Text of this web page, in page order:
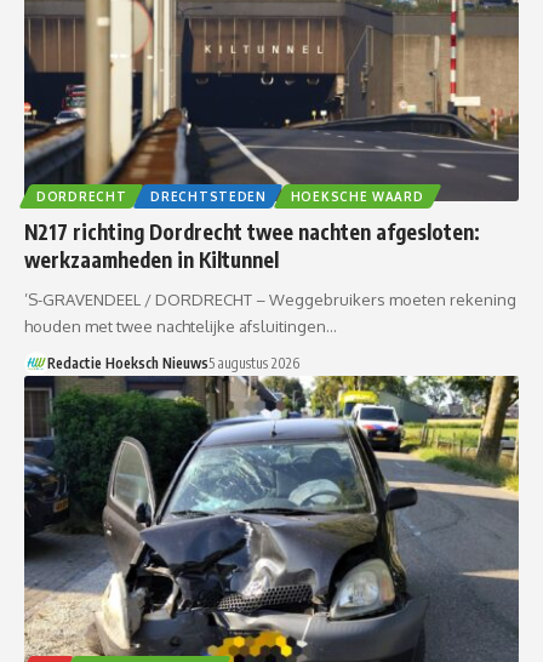
DORDRECHT DRECHTSTEDEN HOEKSCHE WAARD
N217 richting Dordrecht twee nachten afgesloten:
werkzaamheden in Kiltunnel
’S-GRAVENDEEL / DORDRECHT – Weggebruikers moeten rekening
houden met twee nachtelijke afsluitingen…
Redactie Hoeksch Nieuws5 augustus 2026